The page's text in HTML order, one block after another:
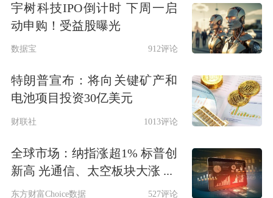
宇树科技IPO倒计时 下周一启
动申购！受益股曝光
数据宝 912评论
特朗普宣布：将向关键矿产和
电池项目投资30亿美元
财联社 1013评论
全球市场：纳指涨超1% 标普创
新高 光通信、太空板块大涨 ...
东方财富Choice数据 527评论